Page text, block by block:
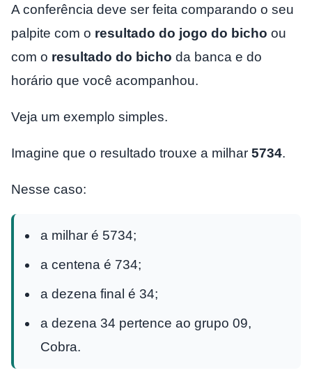
A conferência deve ser feita comparando o seu
palpite com o resultado do jogo do bicho ou
com o resultado do bicho da banca e do
horário que você acompanhou.
Veja um exemplo simples.
Imagine que o resultado trouxe a milhar 5734.
Nesse caso:
a milhar é 5734;
a centena é 734;
a dezena final é 34;
a dezena 34 pertence ao grupo 09,
Cobra.